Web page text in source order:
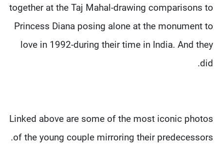
together at the Taj Mahal-drawing comparisons to
Princess Diana posing alone at the monument to
love in 1992-during their time in India. And they
did.
Linked above are some of the most iconic photos
of the young couple mirroring their predecessors.